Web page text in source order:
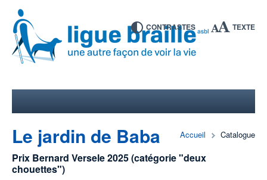
CONTRASTES TEXTE
Accueil Catalogue
Le jardin de Baba
Prix Bernard Versele 2025 (catégorie "deux
chouettes")